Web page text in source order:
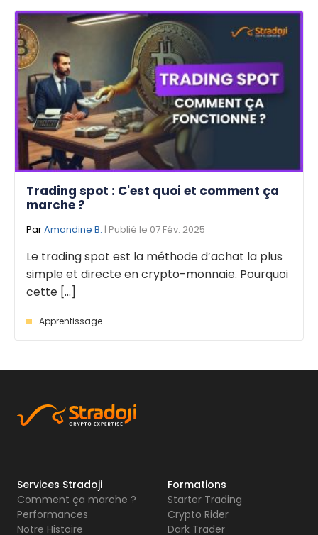
Trading spot : C'est quoi et comment ça
marche ?
ParAmandine B. | Publié le 07 Fév. 2025
Le trading spot est la méthode d’achat la plus
simple et directe en crypto-monnaie. Pourquoi
cette [...]
Apprentissage
Services Stradoji
Comment ça marche ?
Performances
Notre Histoire
Formations
Starter Trading
Crypto Rider
Dark Trader